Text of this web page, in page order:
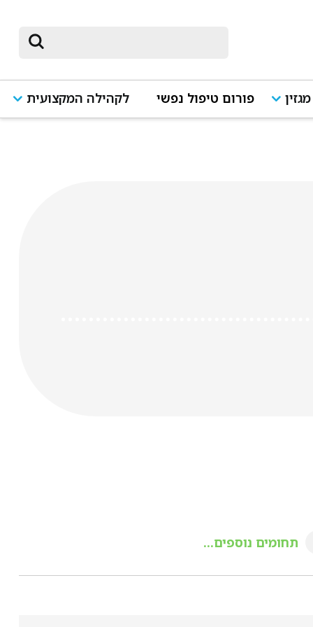
מגזין פורום טיפול נפשי לקהילה המקצועית
תחומים נוספים...